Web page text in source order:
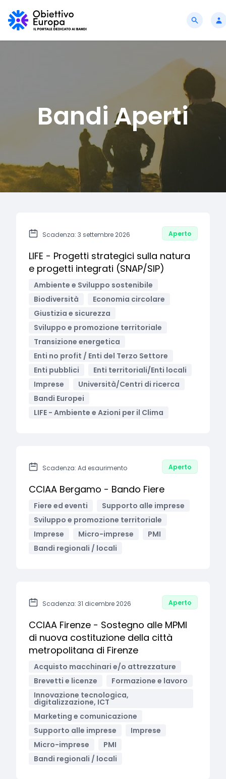
Bandi Aperti
Scadenza: 3 settembre 2026 Aperto
LIFE - Progetti strategici sulla natura
e progetti integrati (SNAP/SIP)
Ambiente e Sviluppo sostenibile
Biodiversità
Economia circolare
Giustizia e sicurezza
Sviluppo e promozione territoriale
Transizione energetica
Enti no profit / Enti del Terzo Settore
Enti pubblici
Enti territoriali/Enti locali
Imprese
Università/Centri di ricerca
Bandi Europei
LIFE - Ambiente e Azioni per il Clima
Scadenza: Ad esaurimento Aperto
CCIAA Bergamo - Bando Fiere
Fiere ed eventi
Supporto alle imprese
Sviluppo e promozione territoriale
Imprese
Micro-imprese
PMI
Bandi regionali / locali
Scadenza: 31 dicembre 2026 Aperto
CCIAA Firenze - Sostegno alle MPMI
di nuova costituzione della città
metropolitana di Firenze
Acquisto macchinari e/o attrezzature
Brevetti e licenze
Formazione e lavoro
Innovazione tecnologica,
digitalizzazione, ICT
Marketing e comunicazione
Supporto alle imprese
Imprese
Micro-imprese
PMI
Bandi regionali / locali